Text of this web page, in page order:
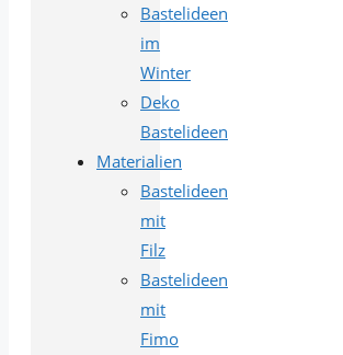
Bastelideen
im
Winter
Deko
Bastelideen
Materialien
Bastelideen
mit
Filz
Bastelideen
mit
Fimo